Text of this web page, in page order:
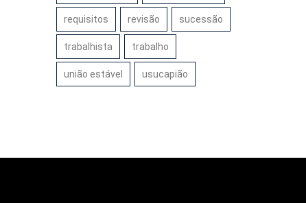
requisitos revisão sucessão
trabalhista trabalho
união estável usucapião